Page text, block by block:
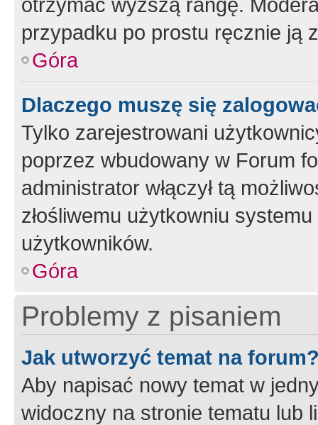
przypadku po prostu ręcznie ją
Góra
Dlaczego muszę się
Tylko zarejestrowani
poprzez wbudowany w Forum
administrator włączył tą
złośliwemu użytkowniu
użytkowników.
Góra
Problemy z pisaniem
Jak utworzyć temat na
Aby napisać nowy temat w
widoczny na stronie tematu lub